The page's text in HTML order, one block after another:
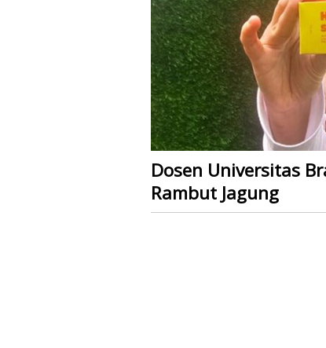
Dosen Universitas
Rambut Jagung